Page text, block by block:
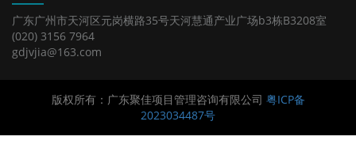
广东广州市天河区元岗横路35号天河慧通产业广场b3栋B3208室
(020) 3156 7964
gdjvjia@163.com
版权所有：广东聚佳项目管理咨询有限公司 粤ICP备
2023034487号